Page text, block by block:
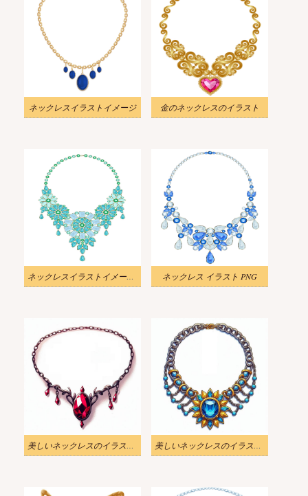
ネックレスイラストイメージ 金のネックレスのイラスト
ネックレスイラストイメージ 2 ネックレス イラスト PNG
美しいネックレスのイラスト 2 美しいネックレスのイラスト無料